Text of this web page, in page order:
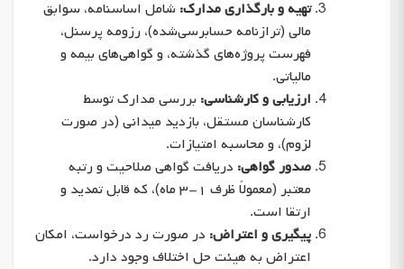
تهیه و بارگذاری مدارک: شامل اساسنامه، سوابق
مالی (ترازنامه حسابرسی‌شده)، رزومه پرسنل،
فهرست پروژه‌های گذشته، و گواهی‌های بیمه و
مالیاتی.
ارزیابی و کارشناسی: بررسی مدارک توسط
کارشناسان مستقل، بازدید میدانی (در صورت
لزوم)، و محاسبه امتیازات.
صدور گواهی: دریافت گواهی صلاحیت و رتبه
معتبر (معمولاً ظرف ۱-۳ ماه)، که قابل تمدید و
ارتقا است.
پیگیری و اعتراض: در صورت رد درخواست، امکان
اعتراض به هیئت حل اختلاف وجود دارد.